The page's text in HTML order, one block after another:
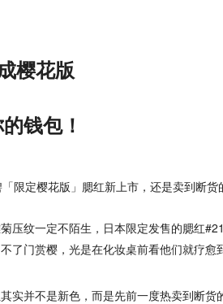
樱花版
钱包！
压纹一定不陌生，日本限定发售的腮红
了门赏樱，光是在化妆桌前看他们就疗愈
实并不是新色，而是先前一度热卖到断